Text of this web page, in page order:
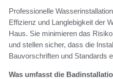
Professionelle
Effizienz und Langlebigkeit der
Haus. Sie minimieren das
und stellen sicher, dass die
Bauvorschriften und Standards
Was umfasst die